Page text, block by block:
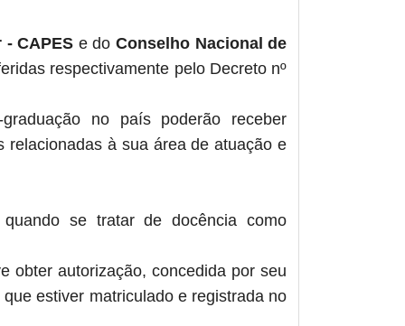
CAPES e do Conselho Nacional de
respectivamente pelo Decreto nº
no país poderão receber
relacionadas à sua área de atuação e
se tratar de docência como
obter autorização, concedida por seu
estiver matriculado e registrada no